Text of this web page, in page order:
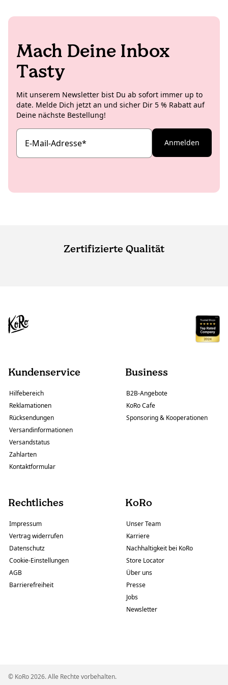
Mach Deine Inbox
Tasty
Mit unserem Newsletter bist Du ab sofort immer up to
date. Melde Dich jetzt an und sicher Dir 5 % Rabatt auf
Deine nächste Bestellung!
E-Mail-Adresse* Anmelden
Zertifizierte Qualität
Kundenservice
Hilfebereich
Reklamationen
Rücksendungen
Versandinformationen
Versandstatus
Zahlarten
Kontaktformular
Business
B2B-Angebote
KoRo Cafe
Sponsoring & Kooperationen
Rechtliches
Impressum
Vertrag widerrufen
Datenschutz
Cookie-Einstellungen
AGB
Barrierefreiheit
KoRo
Unser Team
Karriere
Nachhaltigkeit bei KoRo
Store Locator
Über uns
Presse
Jobs
Newsletter
© KoRo 2026. Alle Rechte vorbehalten.